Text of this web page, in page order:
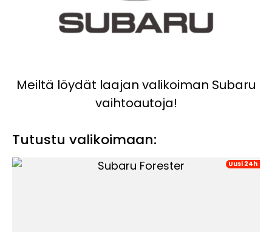
Meiltä löydät laajan valikoiman Subaru
vaihtoautoja!
Tutustu valikoimaan:
Uusi 24h